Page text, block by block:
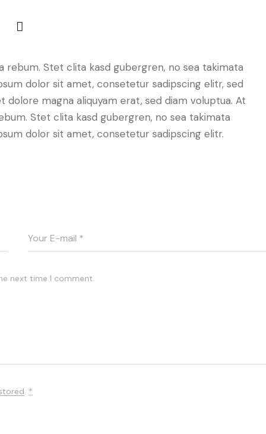
Stet clita kasd gubergren, no sea takimata
dolor sit amet, consetetur sadipscing elitr, sed
magna aliquyam erat, sed diam voluptua. At
Stet clita kasd gubergren, no sea takimata
dolor sit amet, consetetur sadipscing elitr.
next time I comment.
. *